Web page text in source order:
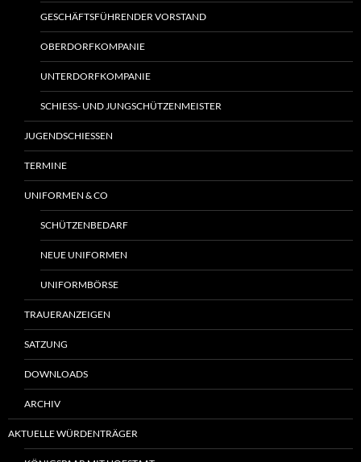
GESCHÄFTSFÜHRENDER VORSTAND
OBERDORFKOMPANIE
UNTERDORFKOMPANIE
SCHIESS- UND JUNGSCHÜTZENMEISTER
JUGENDSCHIESSEN
TERMINE
UNIFORMEN & CO
SCHÜTZENBEDARF
NEUE UNIFORMEN
UNIFORMBÖRSE
TRAUERANZEIGEN
SATZUNG
DOWNLOADS
ARCHIV
AKTUELLE WÜRDENTRÄGER